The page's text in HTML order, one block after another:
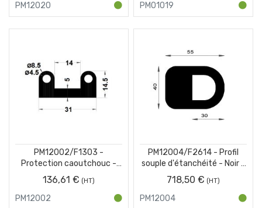
PM12020 PM01019
PM12002/F1303 -
Protection caoutchouc -
Noir - Couronne 25 m
136,61 €
PM12002
PM12004/F2614 - Profil
souple d'étanchéité - Noir -
Couronne 25 m
718,50 €
PM12004